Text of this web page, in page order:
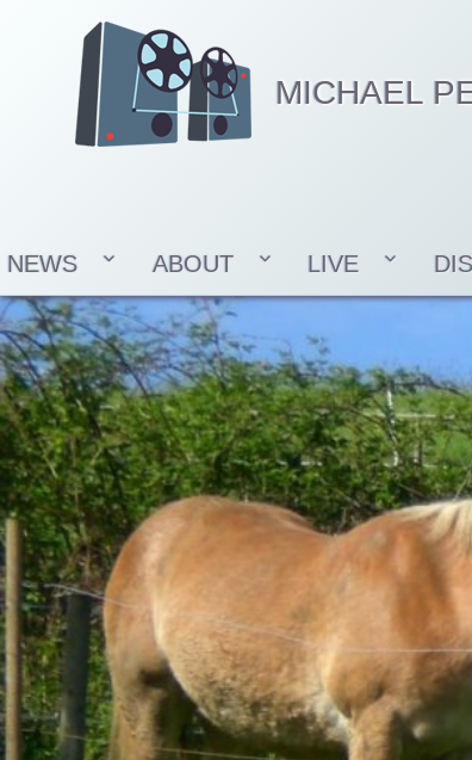
MICHAEL
NEWS ABOUT LIVE